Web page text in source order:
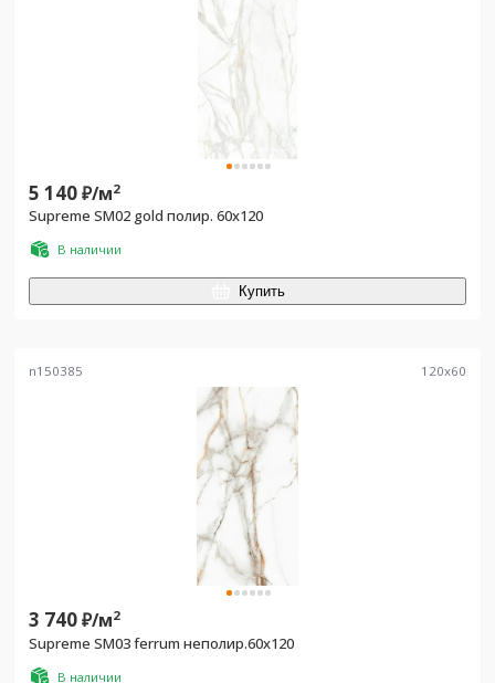
5 140₽/м2
Supreme SM02 gold полир. 60х120
В наличии
Купить
n150385 120x60
3 740₽/м2
Supreme SM03 ferrum неполир.60х120
В наличии